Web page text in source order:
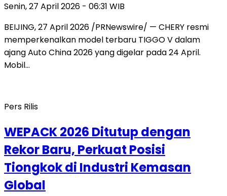
Senin, 27 April 2026 - 06:31 WIB
BEIJING, 27 April 2026 /PRNewswire/ — CHERY resmi
memperkenalkan model terbaru TIGGO V dalam
ajang Auto China 2026 yang digelar pada 24 April.
Mobil…
Pers Rilis
WEPACK 2026 Ditutup dengan
Rekor Baru, Perkuat Posisi
Tiongkok di Industri Kemasan
Global